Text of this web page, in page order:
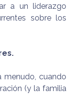
a un liderazgo
sobre los
menudo, cuando
(y la familia